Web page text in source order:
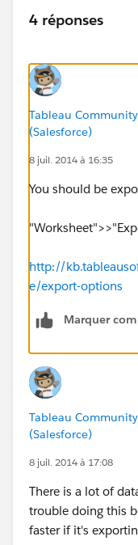
4 réponses
Tableau
(Salesforce)
8 juil. 2014 à 16:35
You should be
http://
e/export-options
Marquer
Tableau
(Salesforce)
8 juil. 2014 à 17:08
There is a lot of
trouble doing this
faster if it's